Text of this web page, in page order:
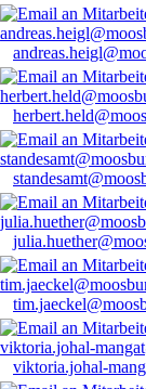
viktoria.johal-